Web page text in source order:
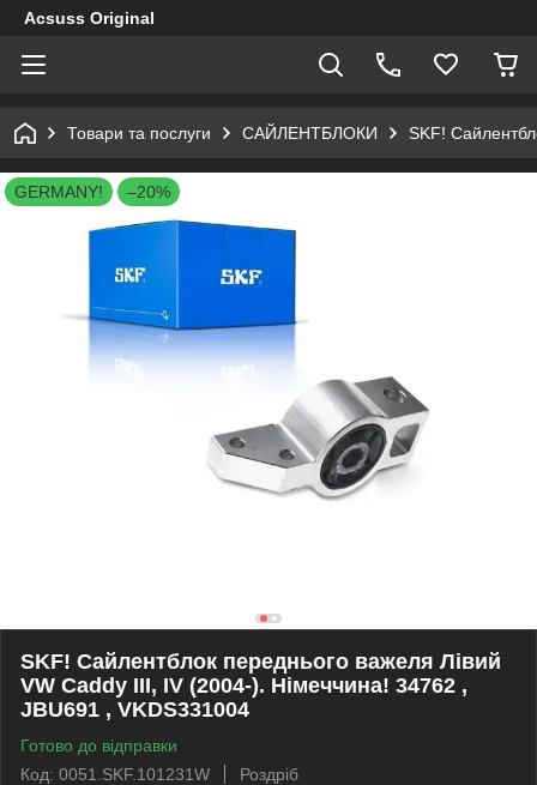
Acsuss Original
Товари та послуги САЙЛЕНТБЛОКИ SKF!
GERMANY! –20%
SKF! Сайлентблок переднього важеля Лівий
VW Caddy III, IV (2004-). Німеччина! 34762 ,
JBU691 , VKDS331004
Готово до відправки
Код: 0051.SKF.101231W
Роздріб